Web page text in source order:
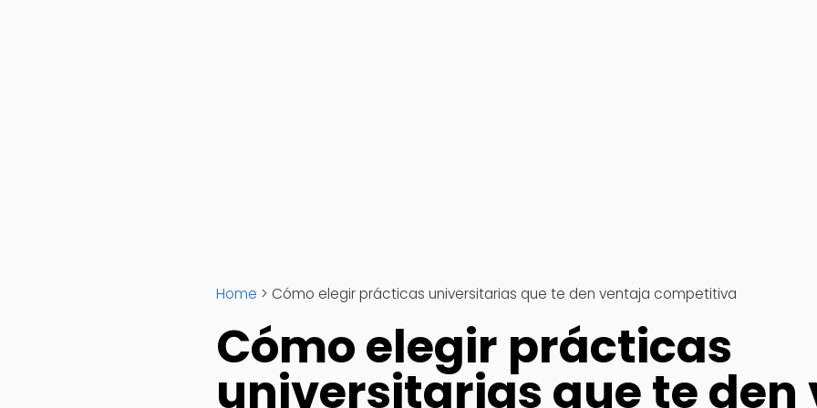
Home > Cómo elegir prácticas universitarias que te den ventaja competitiva
Cómo elegir prácticas
universitarias que te den